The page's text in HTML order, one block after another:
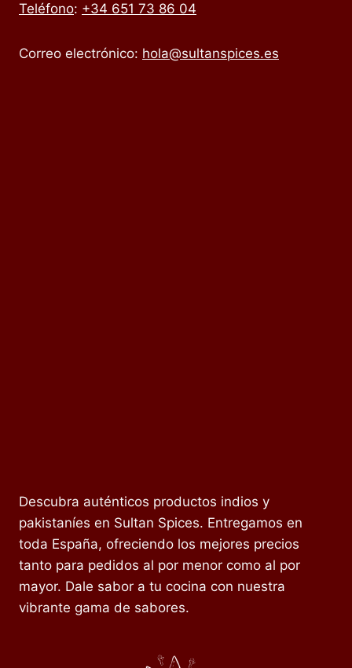
Teléfono: +34 651 73 86 04
Correo electrónico: hola@sultanspices.es
Descubra auténticos productos indios y
pakistaníes en Sultan Spices. Entregamos en
toda España, ofreciendo los mejores precios
tanto para pedidos al por menor como al por
mayor. Dale sabor a tu cocina con nuestra
vibrante gama de sabores.